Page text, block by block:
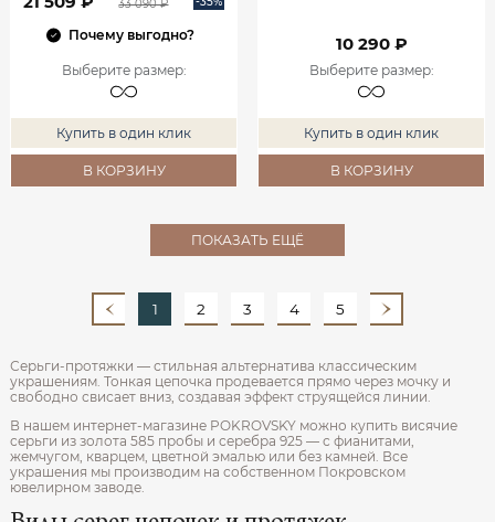
33 090 ₽
Почему выгодно?
Выберите размер:
Купить в один клик
В КОРЗИНУ
10 290 ₽
Выберите размер:
Купить в один клик
В КОРЗИНУ
ПОКАЗАТЬ ЕЩЁ
1 2 3 4 5
Серьги-протяжки — стильная альтернатива классическим
украшениям. Тонкая цепочка продевается прямо через мочку и
свободно свисает вниз, создавая эффект струящейся линии.
В нашем интернет-магазине POKROVSKY можно купить висячие
серьги из золота 585 пробы и серебра 925 — с фианитами,
жемчугом, кварцем, цветной эмалью или без камней. Все
украшения мы производим на собственном Покровском
ювелирном заводе.